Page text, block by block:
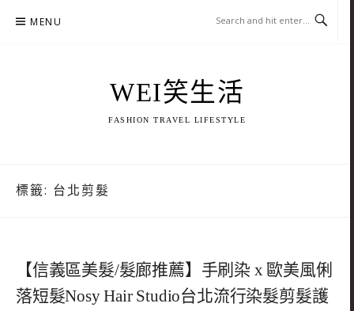
MENU
WEI笑生活
FASHION TRAVEL LIFESTYLE
標籤: 台北剪髮
【信義區美髮/髮廊推薦】手刷染 x 歐美風俐
落短髮Nosy Hair Studio台北流行染髮剪髮護